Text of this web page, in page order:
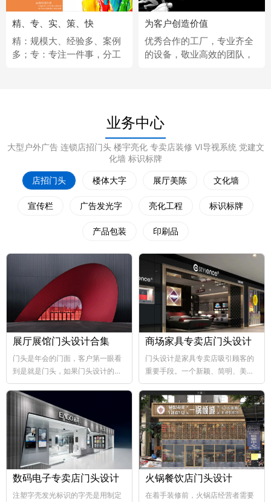
精、专、实、策、快
精：规模大、经验多、案例
多；专：专注一件事，分工
为客户创造价值
优秀合作的工厂，专业齐全
的设备，敬业高效的团队，
业务中心
大型户外广告 连锁店招门头 楼宇亮化 专卖店装修 VI导视系统 党建文
化墙 标识标牌
店招门头 楼体大字 展厅美陈 文化墙
宣传栏 广告发光字 亮化工程 标识标牌
产品包装 印刷品
展厅展馆门头设计合集
门头是年会的门面，客户第一眼看
到是就是门头，如果门头设计的比
较好，那年会也向...
商场家具专卖店门头设计
门头设计是家具专卖店吸引顾客的
重要手段。一个新颖、简明、美观
大方的门...
数码电子专卖店门头设计
注塑字壳发光标识的字壳是用制定
火锅餐饮店门头设计
在着手装修前，火锅店经营者需要